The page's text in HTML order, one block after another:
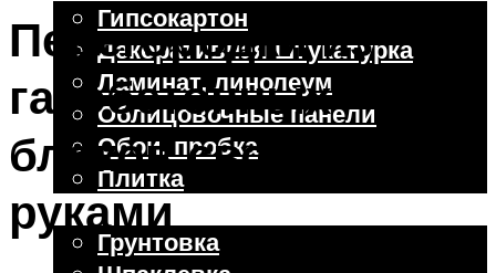
Гипсокартон
Декоративная штукатурка
Ламинат, линолеум
Облицовочные панели
Обои, пробка
Плитка
Отделочные работы
Грунтовка
Перегородки из
газобетонных
блоков своими
руками